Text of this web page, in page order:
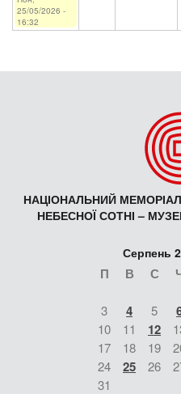
25/05/2026 -
16:32
НАЦІОНАЛЬНИЙ
НЕБЕСНОЇ СОТНІ –
Серпень
П В С
3 4 5
10
11 12
17
18 19
24
25 26
31